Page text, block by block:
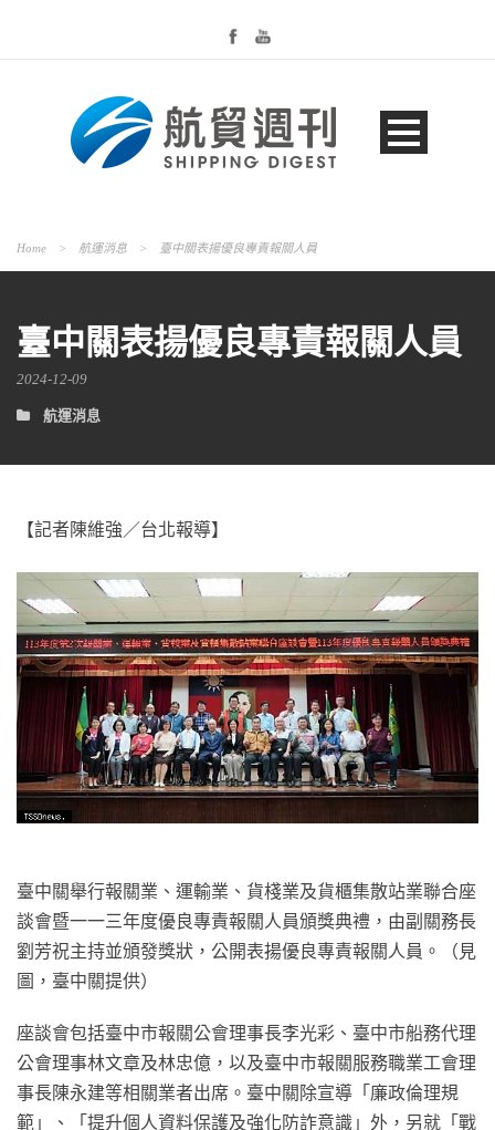
Home > 航運消息 > 臺中關表揚優良專責報關人員
臺中關表揚優良專責報關人員
2024-12-09
航運消息
【記者陳維強／台北報導】
臺中關舉行報關業、運輸業、貨棧業及貨櫃集散站業聯合座
談會暨一一三年度優良專責報關人員頒獎典禮，由副關務長
劉芳祝主持並頒發獎狀，公開表揚優良專責報關人員。（見
圖，臺中關提供）
座談會包括臺中市報關公會理事長李光彩、臺中市船務代理
公會理事林文章及林忠億，以及臺中市報關服務職業工會理
事長陳永建等相關業者出席。臺中關除宣導「廉政倫理規
範」、「提升個人資料保護及強化防詐意識」外，另就「戰